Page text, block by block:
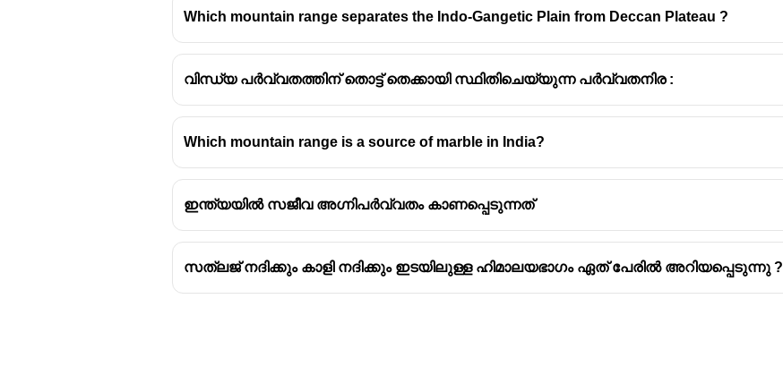
Which mountain range separates the Indo-Gangetic Plain from Deccan Plateau ?
വിന്ധ്യ പർവ്വതത്തിന് തൊട്ട് തെക്കായി സ്ഥിതിചെയ്യുന്ന പർവ്വതനിര :
Which mountain range is a source of marble in India?
ഇന്ത്യയിൽ സജീവ അഗ്നിപർവ്വതം കാണപ്പെടുന്നത്
സത്ലജ് നദിക്കും കാളി നദിക്കും ഇടയിലുള്ള ഹിമാലയഭാഗം ഏത് പേരില്‍ അറിയപ്പെടുന്നു ?